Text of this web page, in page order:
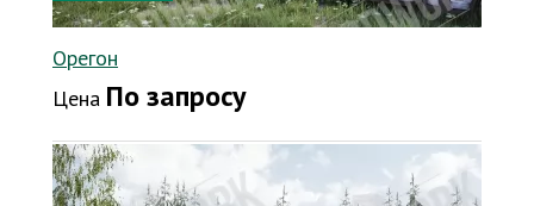
Орегон
Цена По запросу